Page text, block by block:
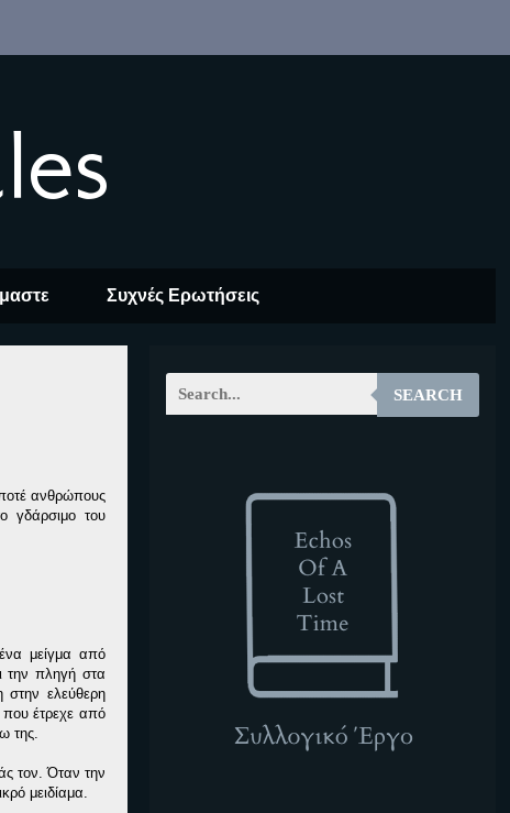
Συχνές Ερωτήσεις
ανθρώπους
γδάρσιμο του
μείγμα από
την πληγή στα
στην ελεύθερη
έτρεχε από
της.
τον. Όταν την
μειδίαμα.
SEARCH